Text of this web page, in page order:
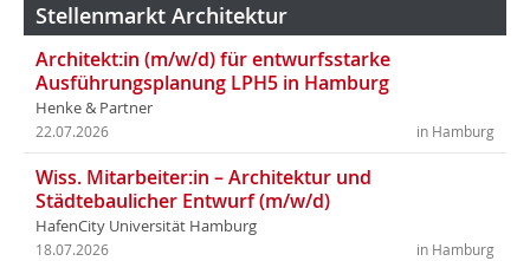
Stellenmarkt Architektur
Architekt:in (m/w/d) für entwurfsstarke
Ausführungsplanung LPH5 in Hamburg
Henke & Partner
in Hamburg
22.07.2026
Wiss. Mitarbeiter:in – Architektur und
Städtebaulicher Entwurf (m/w/d)
HafenCity Universität Hamburg
in Hamburg
18.07.2026